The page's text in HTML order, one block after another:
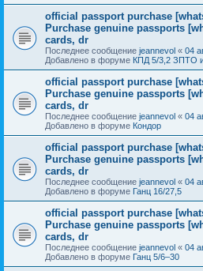
official passport purchase
Purchase genuine passports
cards, dr
Последнее сообщение jeannevol « 04
Добавлено в форуме КПД 5/3,2 ЗПТО
official passport purchase
Purchase genuine passports
cards, dr
Последнее сообщение jeannevol « 04
Добавлено в форуме Кондор
official passport purchase
Purchase genuine passports
cards, dr
Последнее сообщение jeannevol « 04
Добавлено в форуме Ганц 16/27,5
official passport purchase
Purchase genuine passports
cards, dr
Последнее сообщение jeannevol « 04
Добавлено в форуме Ганц 5/6–30